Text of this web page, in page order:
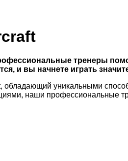
тренеры
и вы начнете играть
уникальными
наши профессиональные